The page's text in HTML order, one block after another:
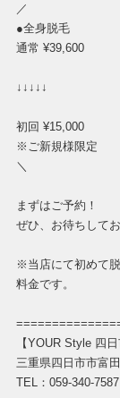
／
●全身脱毛
通常 ¥39,600
↓↓↓↓↓
初回 ¥15,000
※ご新規様限定
＼
まずはご予約！
ぜひ、お待ちして
※当店にて初めて
料金です。
【YOUR Style 四日
三重県四日市市富
TEL：059-340-7587